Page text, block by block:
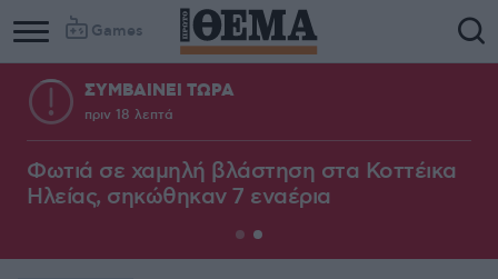
Games
ΣΥΜΒΑΙΝΕΙ ΤΩΡΑ
πριν 18 λεπτά
Φωτιά σε χαμηλή βλάστηση στα Κοττέικα
Ηλείας, σηκώθηκαν 7 εναέρια
ΣΥΜΒΑΙΝΕΙ ΤΩΡΑ
πριν 29 λεπτά
Φωτιά στη Γαστούνη Ηλείας, σηκώθηκαν 3
αεροσκάφη
ΣΥΜΒΑΙΝΕΙ ΤΩΡΑ
πριν 18 λεπτά
Φωτιά σε χαμηλή βλάστηση στα Κοττέικα
Ηλείας, σηκώθηκαν 7 εναέρια
Φωτιά στη Γαστούνη Ηλείας, σηκώθηκαν 3
αεροσκάφη